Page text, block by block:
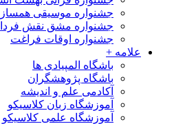
جشنواره موسیقی همساز
جشنواره مشق نقش فردا
جشنواره اوقات فراغت
علامه +
باشگاه المپیادی ها
باشگاه پژوهشگران
آکادمی علم و اندیشه
آموزشگاه زبان کلاسیکو
آموزشگاه علمی کلاسیکو